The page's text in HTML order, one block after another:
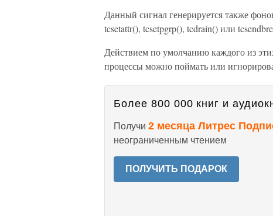
Данный сигнал генерируется также
tcsetattr(), tcsetpgrp(), tcdrain() или
Действием по умолчанию каждого из
процессы можно поймать или
Более 800 000 книг и
Получи 2 месяца Литрес
неограниченным чтением
ПОЛУЧИТЬ ПОДАРОК